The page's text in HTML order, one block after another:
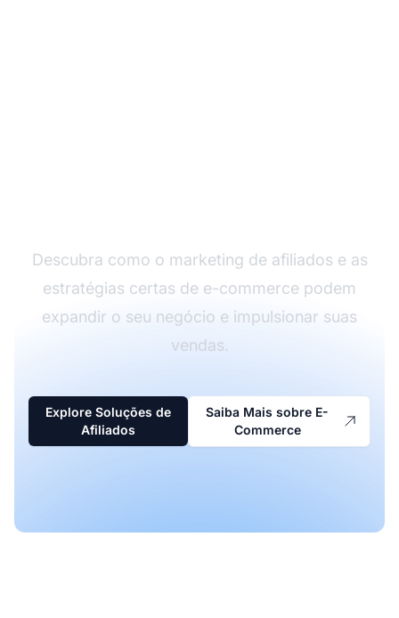
Descubra como o marketing de afiliados e as
estratégias certas de e-commerce podem
expandir o seu negócio e impulsionar suas
vendas.
Explore Soluções de
Afiliados
Saiba Mais sobre E-
Commerce